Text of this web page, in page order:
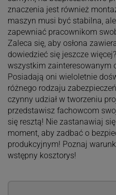
znaczenia jest również
maszyn musi być stabilna,
zapewniać pracownikom
Zaleca się, aby osłona
dowiedzieć się jeszcze
wszystkim zainteresowanym
Posiadają oni wieloletnie
różnego rodzaju
czynny udział w tworzeniu
przedstawisz fachowcom
się resztą! Nie zastanawiaj
moment, aby zadbać o
produkcyjnym! Poznaj
wstępny kosztorys!